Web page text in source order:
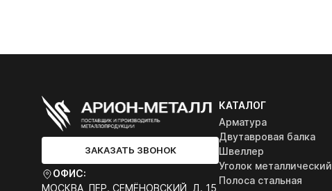
ЗАКАЗАТЬ ЗВОНОК
ОФИС:
МОСКВА, ПЕР. СЕМЁНОВСКИЙ, Д. 15
КАТАЛОГ
Арматура
Двутавровая балка
Швеллер
Уголок металлический
Полоса стальная